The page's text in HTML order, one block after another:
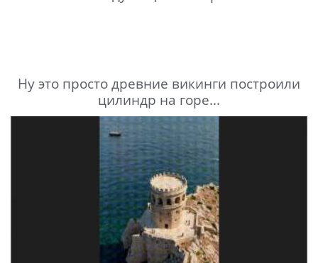
Ну это просто древние викинги построили
цилиндр на горе...